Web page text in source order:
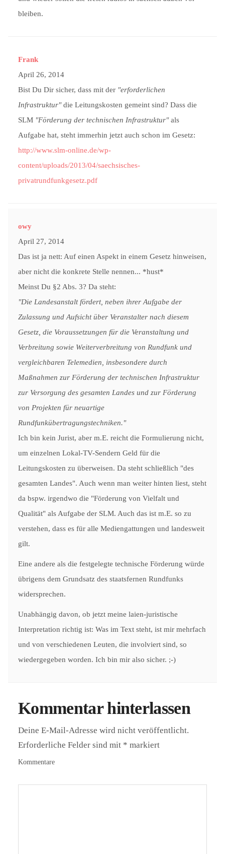
bleiben.
Frank
April 26, 2014
Bist Du Dir sicher, dass mit der "erforderlichen
Infrastruktur"die Leitungskosten gemeint sind? Dass die
SLM "Förderung der technischen Infrastruktur"als
Aufgabe hat, steht immerhin jetzt auch schon im Gesetz:
http://www.slm-online.de/wp-
content/uploads/2013/04/saechsisches-
privatrundfunkgesetz.pdf
owy
April 27, 2014
Das ist ja nett: Auf einen Aspekt in einem Gesetz hinweisen,
aber nicht die konkrete Stelle nennen... *hust*
Meinst Du §2 Abs. 3? Da steht:
"Die Landesanstalt fördert, neben ihrer Aufgabe der
Zulassung und Aufsicht über Veranstalter nach diesem
Gesetz, die Voraussetzungen für die Veranstaltung und
Verbreitung sowie Weiterverbreitung von Rundfunk und
vergleichbaren Telemedien, insbesondere durch
Maßnahmen zur Förderung der technischen Infrastruktur
zur Versorgung des gesamten Landes und zur Förderung
von Projekten für neuartige
Rundfunkübertragungstechniken."
Ich bin kein Jurist, aber m.E. reicht die Formulierung nicht,
um einzelnen Lokal-TV-Sendern Geld für die
Leitungskosten zu überweisen. Da steht schließlich "des
gesamten Landes". Auch wenn man weiter hinten liest, steht
da bspw. irgendwo die "Förderung von Vielfalt und
Qualität" als Aufgabe der SLM. Auch das ist m.E. so zu
verstehen, dass es für alle Mediengattungen und landesweit
gilt.
Eine andere als die festgelegte technische Förderung würde
übrigens dem Grundsatz des staatsfernen Rundfunks
widersprechen.
Unabhängig davon, ob jetzt meine laien-juristische
Interpretation richtig ist: Was im Text steht, ist mir mehrfach
und von verschiedenen Leuten, die involviert sind, so
wiedergegeben worden. Ich bin mir also sicher. ;-)
Kommentar hinterlassen
Deine E-Mail-Adresse wird nicht veröffentlicht.
Erforderliche Felder sind mit * markiert
Kommentare